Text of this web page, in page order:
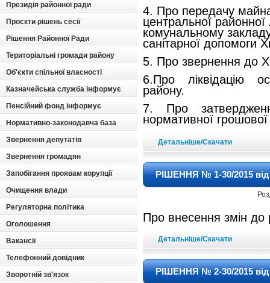
Президія районної ради
Проєкти рішень сесії
Рішення Районної Ради
Територіальні громади району
Об'єкти спільної власності
Казначейська служба інформує
Пенсійний фонд інформує
Нормативно-законодавча база
Звернення депутатів
Звернення громадян
Запобігання проявам корупції
Очищення влади
Регуляторна політика
Оголошення
Вакансії
Телефонний довідник
Зворотній зв'язок
4. Про передачу
центральноїрайонної
комунальному
санітарної допомоги
5. Про звернення до
6.Про ліквідацію
району.
7. Про
нормативної
Детальніше/Скачати
РІШЕННЯ № 1-30/2015 від
Про внесення змін до
Детальніше/Скачати
РІШЕННЯ № 2-30/2015 від